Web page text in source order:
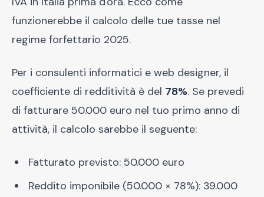
funzionerebbe il calcolo delle tue tasse nel
regime forfettario 2025.
Per i consulenti informatici e web designer, il
coefficiente di redditività è del 78%. Se prevedi
di fatturare 50.000 euro nel tuo primo anno di
attività, il calcolo sarebbe il seguente:
Fatturato previsto: 50.000 euro
Reddito imponibile (50.000 × 78%): 39.000